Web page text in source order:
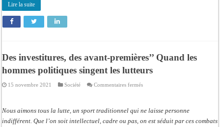
Lire la suite
Des investitures, des avant-premières’’ Quand les
hommes politiques singent les lutteurs
15 novembre 2021 Société Commentaires ferméssur
avant-
premières’’
Quand
Nous aimons tous la lutte, un sport traditionnel qui ne laisse personne
indifférent. Que l’on soit intellectuel, cadre ou pas, on est séduit par ces combats